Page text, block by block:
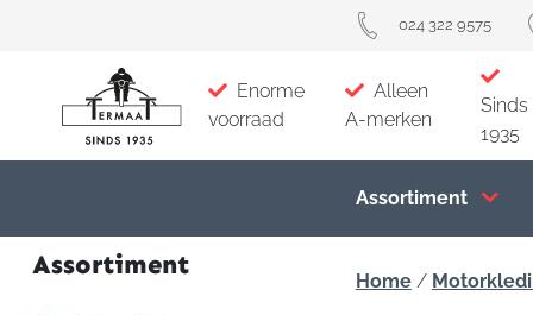
024 322 9575
Enorme
voorraad
Alleen
A-merken
Sinds
1935
Assortiment
Assortiment
Home/